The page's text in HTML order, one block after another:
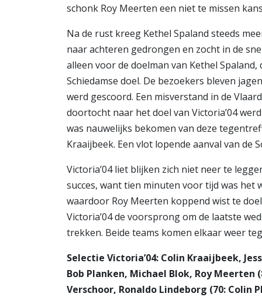
schonk Roy Meerten een niet te missen
Na de rust kreeg Kethel Spaland steeds
naar achteren gedrongen en zocht in de
alleen voor de doelman van Kethel
Schiedamse doel. De bezoekers bleven
werd gescoord. Een misverstand in de
doortocht naar het doel van Victoria’04
was nauwelijks bekomen van deze
Kraaijbeek. Een vlot lopende aanval van de
Victoria’04 liet blijken zich niet neer te
succes, want tien minuten voor tijd was het
waardoor Roy Meerten koppend wist te
Victoria’04 de voorsprong om de laatste
trekken. Beide teams komen elkaar weer
Selectie Victoria’04: Colin Kraaijbeek,
Bob Planken, Michael Blok, Roy Meerten
Verschoor, Ronaldo Lindeborg (70: